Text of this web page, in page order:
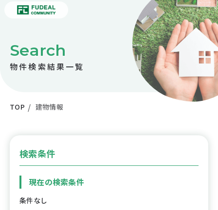
物件検索結果一覧
Search
TOP 建物情報
検索条件
現在の検索条件
条件なし